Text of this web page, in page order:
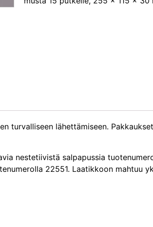
turvalliseen lähettämiseen.
nestetiivistä salpapussia
22551. Laatikkoon mahtuu